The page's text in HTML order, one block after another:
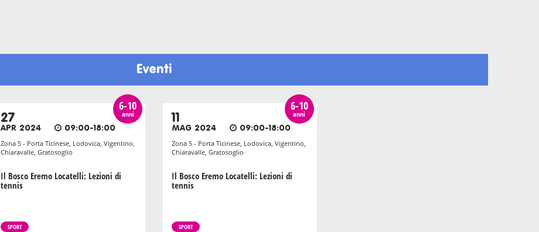
Eventi
6-10
anni
27
APR 2024 09:00-18:00
Zona 5 - Porta Ticinese, Lodovica, Vigentino,
Chiaravalle, Gratosoglio
Il Bosco Eremo Locatelli: Lezioni di
tennis
SPORT
6-10
anni
11
MAG 2024 09:00-18:00
Zona 5 - Porta Ticinese, Lodovica, Vigentino,
Chiaravalle, Gratosoglio
Il Bosco Eremo Locatelli: Lezioni di
tennis
SPORT